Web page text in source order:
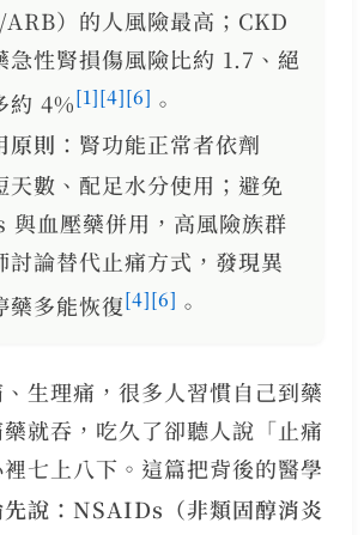
ARB）的人風險最高；CKD
急性腎損傷風險比約 1.7、絕
約 4%[1][4][6] 。
原則 ：腎功能正常者依劑
天數、配足水分使用；避免
與血壓藥併用，高風險族群
討論替代止痛方式，發現異
藥多能恢復[4][6] 。
生理痛，很多人習慣自己到藥
就吞，吃久了卻聽人說「止痛
七上八下。這篇把背後的醫學
先說：NSAIDs（非類固醇消炎